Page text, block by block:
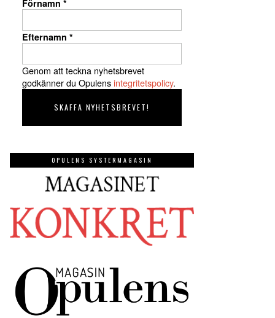
Förnamn *
Efternamn *
Genom att teckna nyhetsbrevet
godkänner du Opulensintegritetspolicy.
OPULENS SYSTERMAGASIN